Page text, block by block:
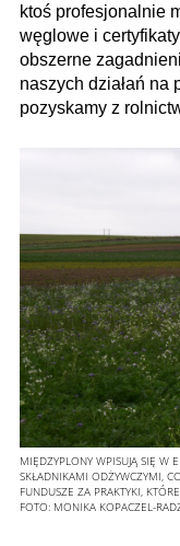
ktoś profesjonalnie
węglowe i
obszerne
naszych działań na
pozyskamy z
MIĘDZYPLONY WPISUJĄ SIĘ W
SKŁADNIKAMI ODŻYWCZYMI,
FUNDUSZE ZA PRAKTYKI,
FOTO: MONIKA KOPACZEL-